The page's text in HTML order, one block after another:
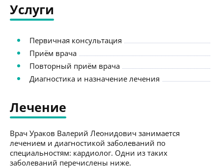
Услуги
Первичная консультация
Приём врача
Повторный приём врача
Диагностика и назначение лечения
Лечение
Врач Ураков Валерий Леонидович занимается
лечением и диагностикой заболеваний по
специальностям: кардиолог. Одни из таких
заболеваний перечислены ниже.